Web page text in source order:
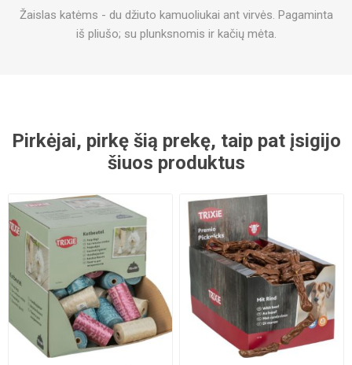
Žaislas katėms - du džiuto kamuoliukai ant virvės. Pagaminta
iš pliušo; su plunksnomis ir kačių mėta.
Pirkėjai, pirkę šią prekę, taip pat įsigijo
šiuos produktus